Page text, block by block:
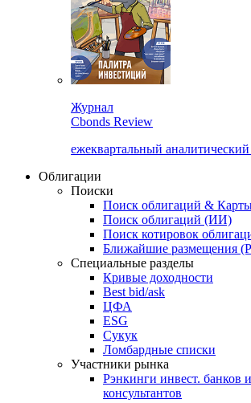
Cbonds Review
ежеквартальный
Облигации
Поиски
Поиск облигаций & Карты
Поиск облигаций (ИИ)
Поиск котировок
Ближайшие размещения
Специальные разделы
Кривые доходности
Best bid/ask
ЦФА
ESG
Сукук